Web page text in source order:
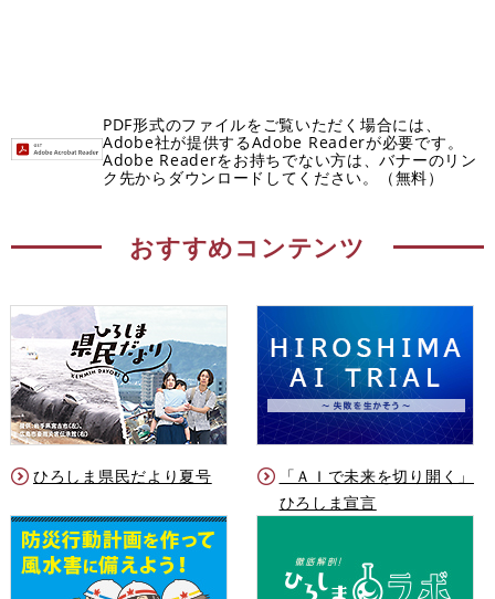
PDF形式のファイルをご覧いただく場合には、
Adobe社が提供するAdobe Readerが必要です。
Adobe Readerをお持ちでない方は、バナーのリン
ク先からダウンロードしてください。（無料）
おすすめコンテンツ
ひろしま県民だより夏号
「ＡＩで未来を切り開く」
ひろしま宣言